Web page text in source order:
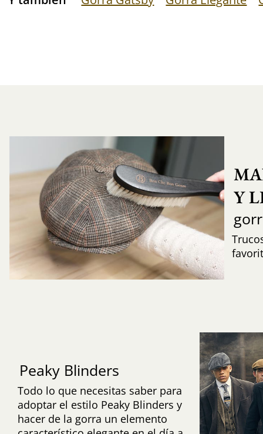
Y
Peaky Blinders
Todo lo que necesitas saber para
adoptar el estilo Peaky Blinders y
hacer de la gorra un elemento